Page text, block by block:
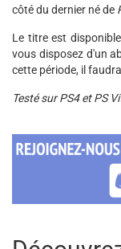
côté du dernier né de
Le titre est
vous disposez d'un
cette période, il
Testé sur PS4 et PS